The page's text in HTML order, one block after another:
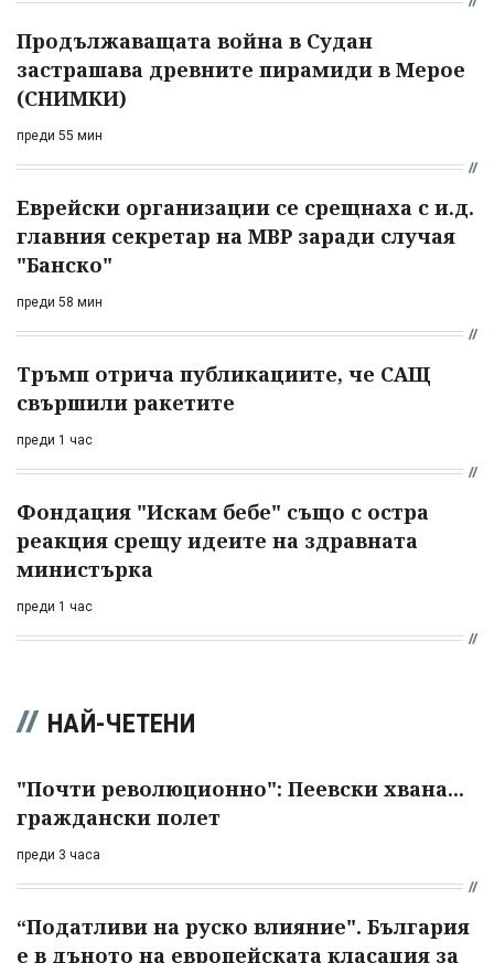
Продължаващата война в Судан
застрашава древните пирамиди в Мерое
(СНИМКИ)
преди 55 мин
Еврейски организации се срещнаха с и.д.
главния секретар на МВР заради случая
"Банско"
преди 58 мин
Тръмп отрича публикациите, че САЩ
свършили ракетите
преди 1 час
Фондация "Искам бебе" също с остра
реакция срещу идеите на здравната
министърка
преди 1 час
НАЙ-ЧЕТЕНИ
"Почти революционно": Пеевски хвана...
граждански полет
преди 3 часа
“Податливи на руско влияние". България
е в дъното на европейската класация за